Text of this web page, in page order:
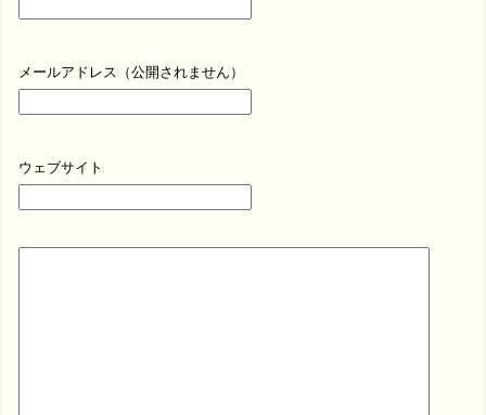
メールアドレス（公開されません）
ウェブサイト